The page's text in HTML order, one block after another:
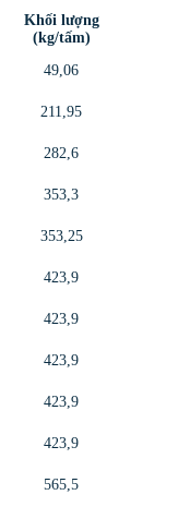
Khối lượng
(kg/tấm)
49,06
211,95
282,6
353,3
353,25
423,9
423,9
423,9
423,9
423,9
565,5